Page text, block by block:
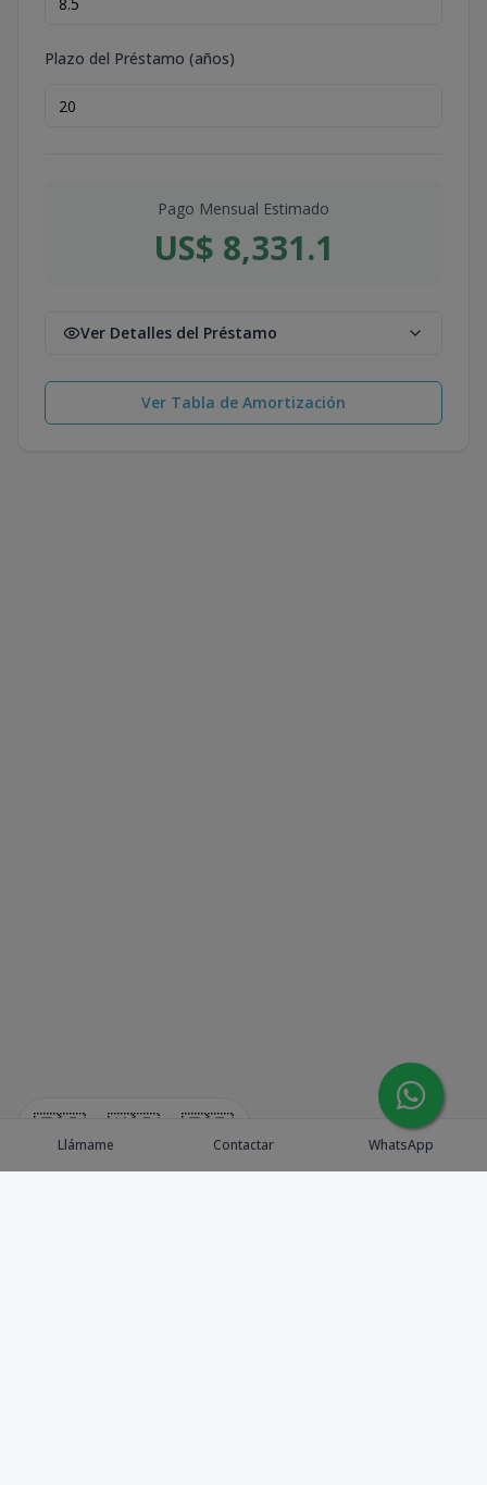
🇪🇸 🇺🇸 🇫🇷
Plazo del Préstamo (años)
Pago Mensual Estimado
US$ 8,331.1
Ver Detalles del Préstamo
Ver Tabla de Amortización
Llámame Contactar WhatsApp